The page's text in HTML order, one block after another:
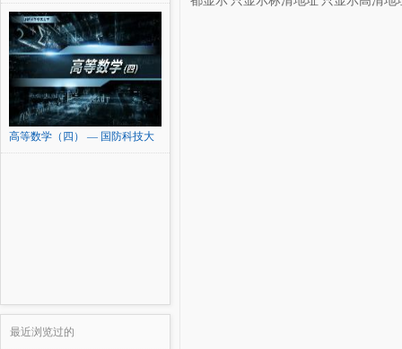
高等数学（四） — 国防科技大
学
最近浏览过的